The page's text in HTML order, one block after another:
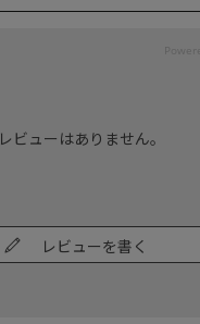
レビューはありません。
レビューを書く